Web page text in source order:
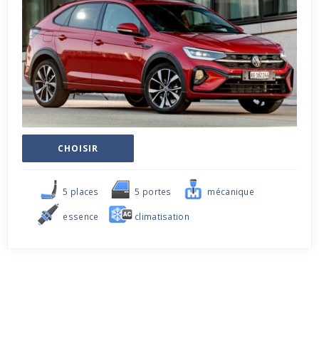
CHOISIR
5 places 5 portes mécanique
essence climatisation